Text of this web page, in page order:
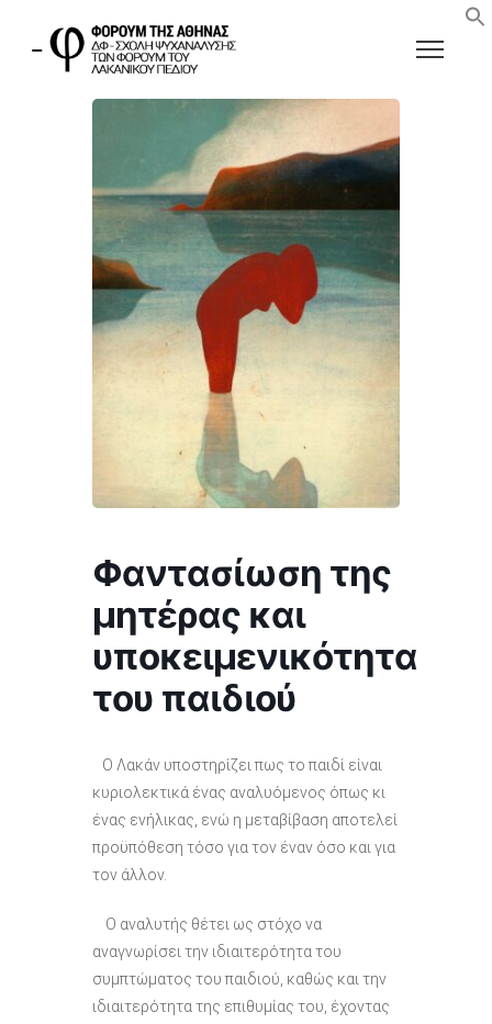
Φαντασίωση της
μητέρας και
υποκειμενικότητα
του παιδιού
Ο Λακάν υποστηρίζει πως το παιδί είναι
κυριολεκτικά ένας αναλυόμενος όπως κι
ένας ενήλικας, ενώ η μεταβίβαση αποτελεί
προϋπόθεση τόσο για τον έναν όσο και για
τον άλλον.
Ο αναλυτής θέτει ως στόχο να
αναγνωρίσει την ιδιαιτερότητα του
συμπτώματος του παιδιού, καθώς και την
ιδιαιτερότητα της επιθυμίας του, έχοντας